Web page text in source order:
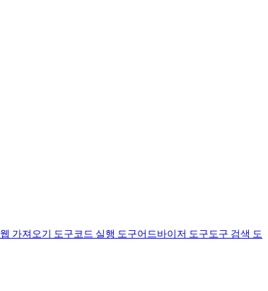
웹 가져오기 도구코드 실행 도구어드바이저 도구도구 검색 도